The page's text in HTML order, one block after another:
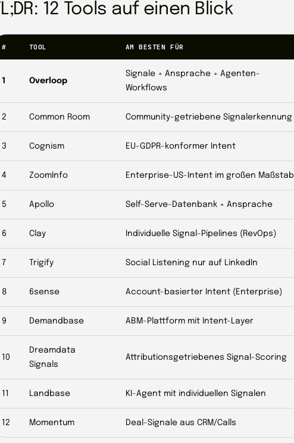
12 Tools auf einen Blick
# TOOL AM BESTEN FÜR
1 Overloop
Signale + Ansprache + Agenten-
Workflows
2 Common Room Community-getriebene Signalerkennung
3 Cognism EU-GDPR-konformer Intent
4 ZoomInfo Enterprise-US-Intent im großen Maßstab
5 Apollo Self-Serve-Datenbank + Ansprache
6 Clay Individuelle Signal-Pipelines (RevOps)
7 Trigify Social Listening nur auf LinkedIn
8 6sense Account-basierter Intent (Enterprise)
9 Demandbase ABM-Plattform mit Intent-Layer
10
Dreamdata
Signals
Attributionsgetriebenes Signal-Scoring
11 Landbase KI-Agent mit individuellen Signalen
12 Momentum Deal-Signale aus CRM/Calls